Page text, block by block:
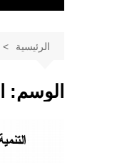
الرئيسية
الوسم: